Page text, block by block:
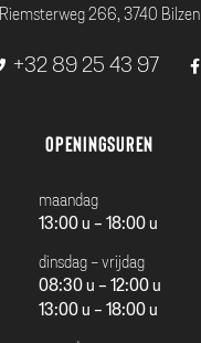
Riemsterweg 266, 3740 Bilzen
+32 89 25 43 97
Openingsuren
maandag
13:00 u - 18:00 u
dinsdag - vrijdag
08:30 u - 12:00 u
13:00 u - 18:00 u